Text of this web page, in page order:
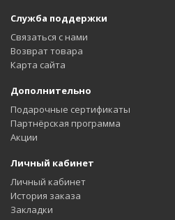
Служба поддержки
Связаться с нами
Возврат товара
Карта сайта
Дополнительно
Подарочные сертификаты
Партнёрская программа
Акции
Личный кабинет
Личный кабинет
История заказа
Закладки